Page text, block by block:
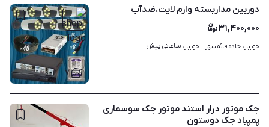
۷
دوربین مداربسته وارم لایت،ضدآب
۳۱,۴۰۰,۰۰۰
جویبار، جاده قائمشهر - جویبار، ساعاتی پیش
جک موتور درار استند موتور جک سوسماری
پمپباد جک دوستون